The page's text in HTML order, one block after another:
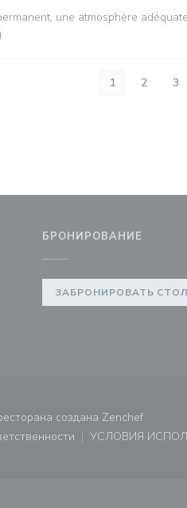
une atmosphère
1 2 3
БРОНИРОВАНИЕ
ЗАБРОНИРОВАТЬ
создана Zenchef
в новом окне))
УСЛОВИЯ